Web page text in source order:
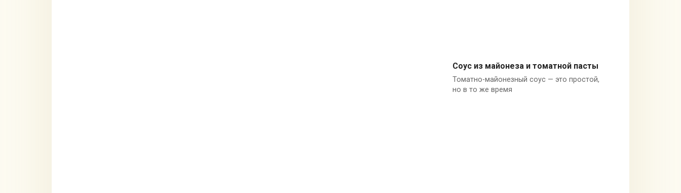
Майонез
Соус из майонеза и томатной пасты
Томатно-майонезный соус — это простой,
но в то же время